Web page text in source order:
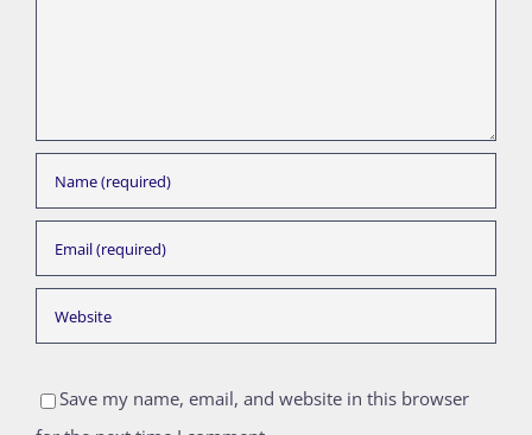
Save my name, email, and website in this browser